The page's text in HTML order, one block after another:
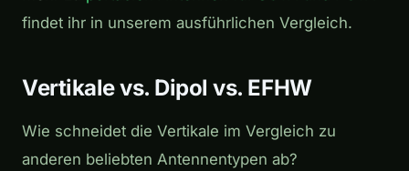
findet ihr in unserem ausführlichen Vergleich.
Vertikale vs. Dipol vs. EFHW
Wie schneidet die Vertikale im Vergleich zu
anderen beliebten Antennentypen ab?